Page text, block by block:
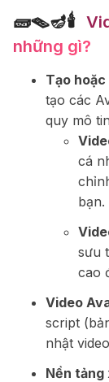
🧱🪤🪔🕯
những gì?
Tạo
tạo các
quy mô
cá
bạn.
sưu
cao
Video
script
nhật
Nền